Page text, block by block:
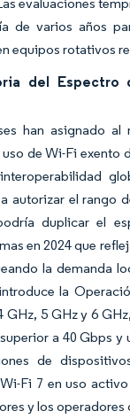
de varios años
equipos rotativos
del Espectro
han asignado al
de Wi-Fi exento
autorizar el rango
duplicar el
en 2024 que
la demanda
la
GHz, 5 GHz y 6
a 40 Gbps y
de
Fi 7 en uso
y los operadores